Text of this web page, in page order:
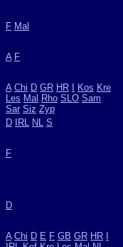
F Mal
A F
A Chi D GR HR Kos Kre
Les Mal Rho SLO Sam
Sar Siz Zyp
D IRL NL S
F
D
A Chi D E F GB GR HR